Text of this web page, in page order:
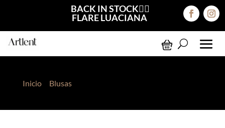
BACK IN STOCK❤️‍🔥
FLARE LUACIANA
Inicio> Blusas> Blusa Vichy Daela Negro